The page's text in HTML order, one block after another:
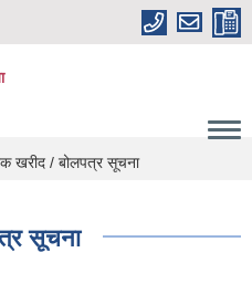
खरीद / बोलपत्र सूचना
सूचना